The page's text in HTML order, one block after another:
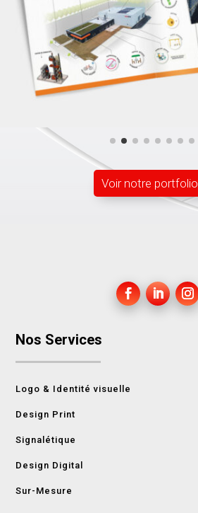
Voir notre portfolio
Nos Services
Logo & Identité visuelle
Design Print
Signalétique
Design Digital
Sur-Mesure